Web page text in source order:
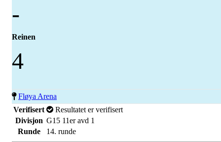
-
Reinen
4
Fløya Arena
Verifisert
Resultatet er verifisert
Divisjon G15 11er avd 1
Runde
14. runde